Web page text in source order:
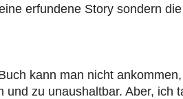
erfundene Story sondern
kann man nicht
und zu unaushaltbar. Aber, ich